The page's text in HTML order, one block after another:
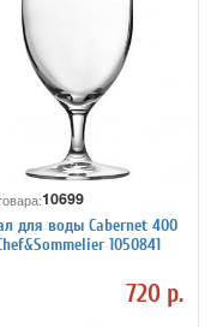
10699
для воды Cabernet 400
1050841
720 р.